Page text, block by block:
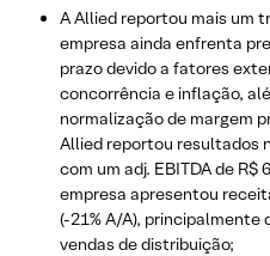
A Allied reportou mais um
empresa ainda enfrenta
prazo devido a fatores
concorrência e inflação,
normalização de margem
Allied reportou resultados
com um adj. EBITDA de R$
empresa apresentou
(-21% A/A), principalmente
vendas de distribuição;